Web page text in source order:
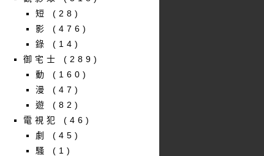
短
(28)
影
(476)
錄
(14)
御宅士
(289)
動
(160)
漫
(47)
遊
(82)
電視犯
(46)
劇
(45)
騷
(1)